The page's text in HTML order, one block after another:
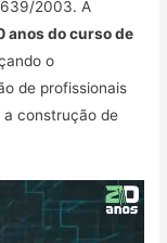
2003. A
anos do curso de
o
de profissionais
construção de